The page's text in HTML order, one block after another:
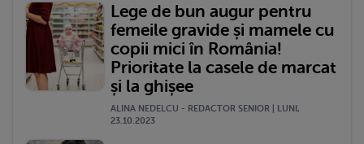
Lege de bun augur pentru
femeile gravide și mamele cu
copii mici în România!
Prioritate la casele de marcat
și la ghișee
ALINA NEDELCU - REDACTOR SENIOR | LUNI,
23.10.2023